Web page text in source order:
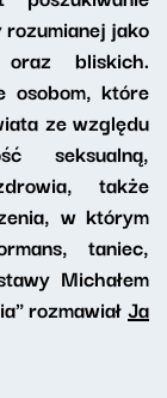
jako
bliskich.
osobom, które
ze względu
seksualną,
także
w którym
taniec,
Michałem
rozmawiałJa